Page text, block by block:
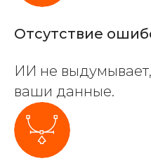
Отсутствие
ИИ не выдумывает,
ваши данные.